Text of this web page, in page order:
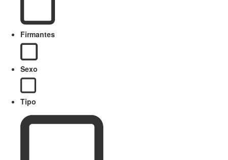
Firmantes
Sexo
Tipo